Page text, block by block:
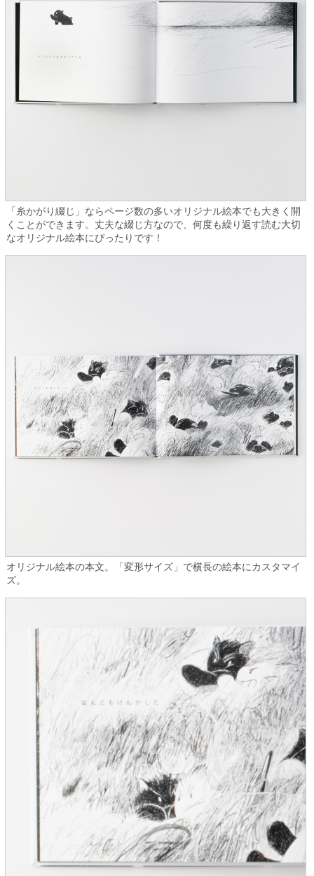
「糸かがり綴じ」ならページ数の多いオリジナル絵本でも大きく開
くことができます。丈夫な綴じ方なので、何度も繰り返す読む大切
なオリジナル絵本にぴったりです！
オリジナル絵本の本文。「変形サイズ」で横長の絵本にカスタマイ
ズ。